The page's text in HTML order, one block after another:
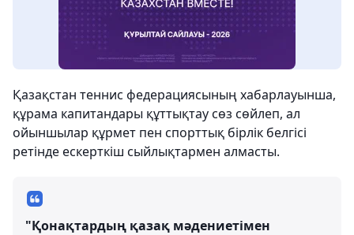
Қазақстан теннис федерациясының хабарлауынша,
құрама капитандары құттықтау сөз сөйлеп, ал
ойыншылар құрмет пен спорттық бірлік белгісі
ретінде ескерткіш сыйлықтармен алмасты.
"Қонақтардың қазақ мәдениетімен